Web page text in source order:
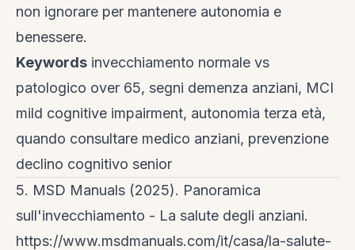
non ignorare per mantenere autonomia e
benessere.
Keywords invecchiamento normale vs
patologico over 65, segni demenza anziani, MCI
mild cognitive impairment, autonomia terza età,
quando consultare medico anziani, prevenzione
declino cognitivo senior
5. MSD Manuals (2025). Panoramica
sull'invecchiamento - La salute degli anziani.
https://www.msdmanuals.com/it/casa/la-salute-